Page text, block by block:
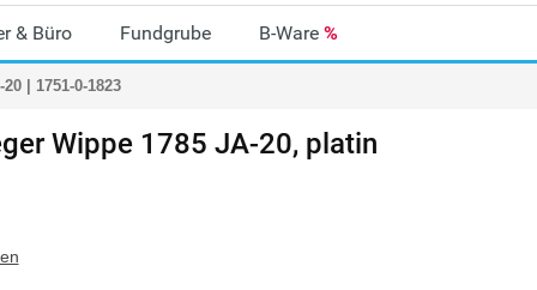
& Büro Fundgrube B-Ware %
| 1751-0-1823
Wippe 1785 JA-20, platin